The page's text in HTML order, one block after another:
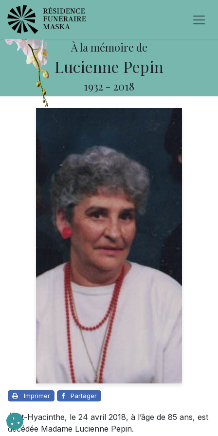
À la mémoire de
Lucienne Pepin
1932 - 2018
Imprimer Partager
À St-Hyacinthe, le 24 avril 2018, à l’âge de 85 ans, est
décédée Madame Lucienne Pepin.